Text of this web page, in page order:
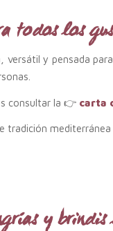
todos los
versátil y pensada
consultar la 👉 carta
tradición
y brindis